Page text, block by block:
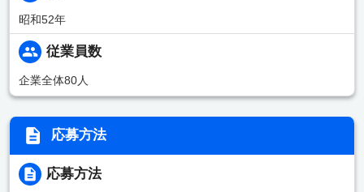
昭和52年
従業員数
企業全体80人
応募方法
応募方法